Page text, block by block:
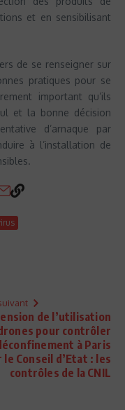
et en sensibilisant
de se renseigner sur
pratiques pour se
important qu’ils
et la bonne décision
d’arnaque par
à l’installation de
de l’utilisation
pour contrôler
à Paris
le Conseil d’Etat : les
contrôles de la CNIL